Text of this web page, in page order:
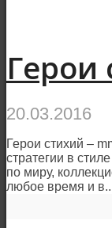
Герои
20.03.2016
Герои стихий –
стратегии в
по миру,
любое время и